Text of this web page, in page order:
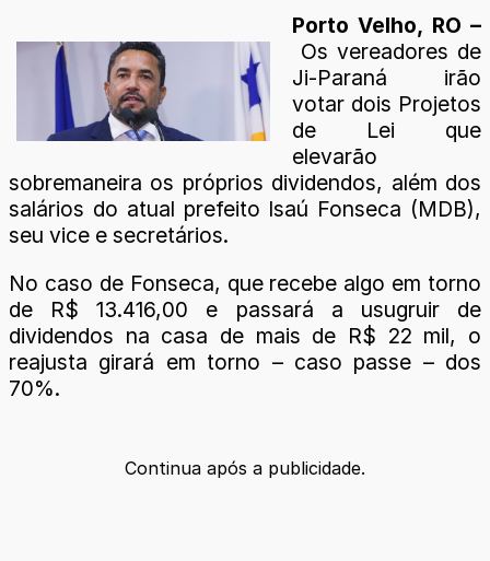
Porto Velho, RO –
Os vereadores de
Ji-Paraná irão
votar dois Projetos
de Lei que
elevarão
sobremaneira os próprios dividendos, além dos
salários do atual prefeito Isaú Fonseca (MDB),
seu vice e secretários.
No caso de Fonseca, que recebe algo em torno
de R$ 13.416,00 e passará a usugruir de
dividendos na casa de mais de R$ 22 mil, o
reajusta girará em torno – caso passe – dos
70%.
Continua após a publicidade.